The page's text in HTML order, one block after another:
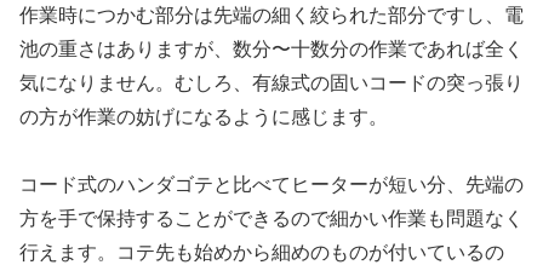
作業時につかむ部分は先端の細く絞られた部分ですし、電
池の重さはありますが、数分〜十数分の作業であれば全く
気になりません。むしろ、有線式の固いコードの突っ張り
の方が作業の妨げになるように感じます。
コード式のハンダゴテと比べてヒーターが短い分、先端の
方を手で保持することができるので細かい作業も問題なく
行えます。コテ先も始めから細めのものが付いているの